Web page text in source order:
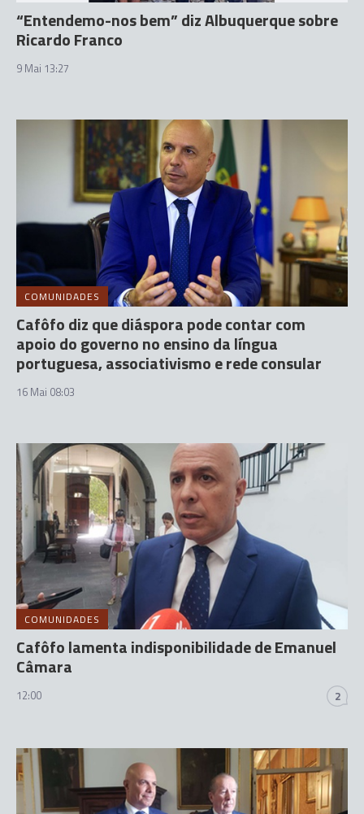
“Entendemo-nos bem” diz Albuquerque sobre
Ricardo Franco
9 Mai 13:27
COMUNIDADES
Cafôfo diz que diáspora pode contar com
apoio do governo no ensino da língua
portuguesa, associativismo e rede consular
16 Mai 08:03
COMUNIDADES
Cafôfo lamenta indisponibilidade de Emanuel
Câmara
12:00 2